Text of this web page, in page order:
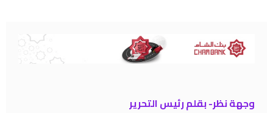
وجهة نظر- بقلم رئيس التحرير